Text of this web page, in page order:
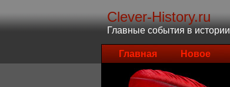
Clever-History.ru
Главные события в истории
Главная Новое